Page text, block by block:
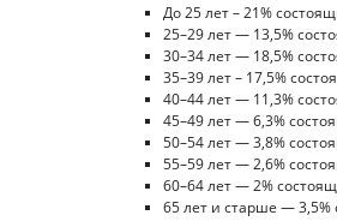
До 25 лет – 21%
25–29 лет — 13,5%
30–34 лет — 18,5%
35–39 лет – 17,5%
40–44 лет — 11,3%
45–49 лет — 6,3%
50–54 лет — 3,8%
55–59 лет — 2,6%
60–64 лет — 2%
65 лет и старше —